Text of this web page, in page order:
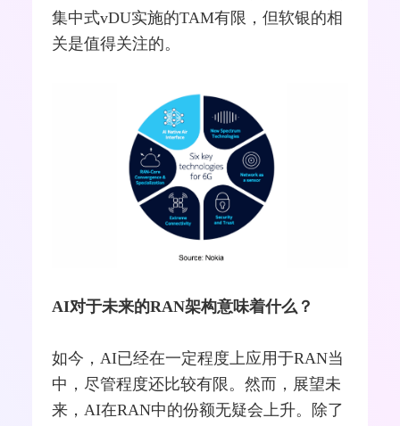
集中式vDU实施的TAM有限，但软银的相
关是值得关注的。
AI对于未来的RAN架构意味着什么？
如今，AI已经在一定程度上应用于RAN当
中，尽管程度还比较有限。然而，展望未
来，AI在RAN中的份额无疑会上升。除了